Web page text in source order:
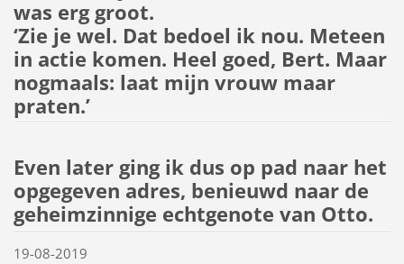
was erg groot.
‘Zie je wel. Dat bedoel ik nou. Meteen
in actie komen. Heel goed, Bert. Maar
nogmaals: laat mijn vrouw maar
praten.’
Even later ging ik dus op pad naar het
opgegeven adres, benieuwd naar de
geheimzinnige echtgenote van Otto.
19-08-2019